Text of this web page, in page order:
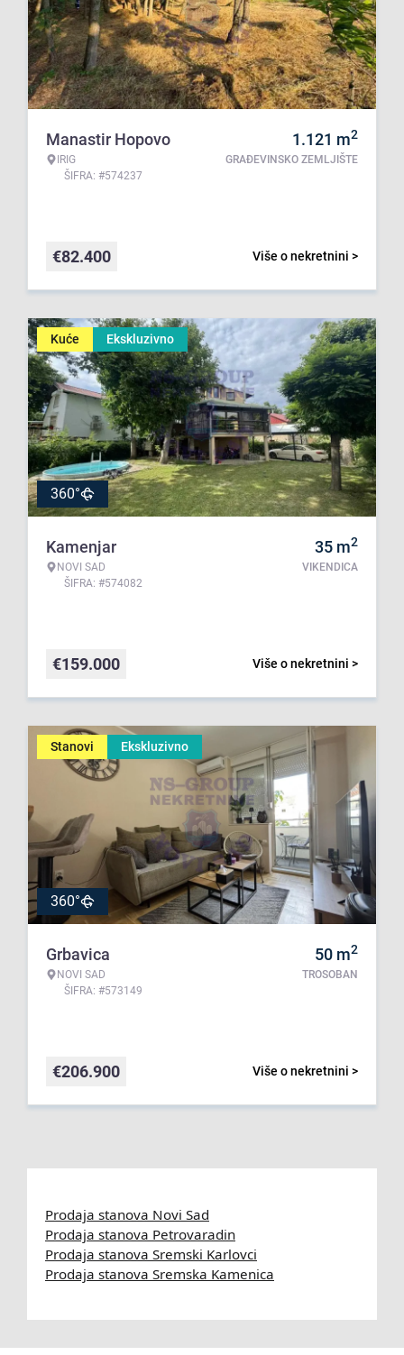
Manastir Hopovo
IRIG
ŠIFRA: #574237
1.121 m2
GRAĐEVINSKO ZEMLJIŠTE
Više o nekretnini >
€82.400
Kuće Ekskluzivno
360°
Kamenjar
NOVI SAD
ŠIFRA: #574082
35 m2
VIKENDICA
Više o nekretnini >
€159.000
Stanovi Ekskluzivno
360°
Grbavica
NOVI SAD
ŠIFRA: #573149
50 m2
TROSOBAN
Više o nekretnini >
€206.900
Prodaja stanova Novi Sad
Prodaja stanova Petrovaradin
Prodaja stanova Sremski Karlovci
Prodaja stanova Sremska Kamenica